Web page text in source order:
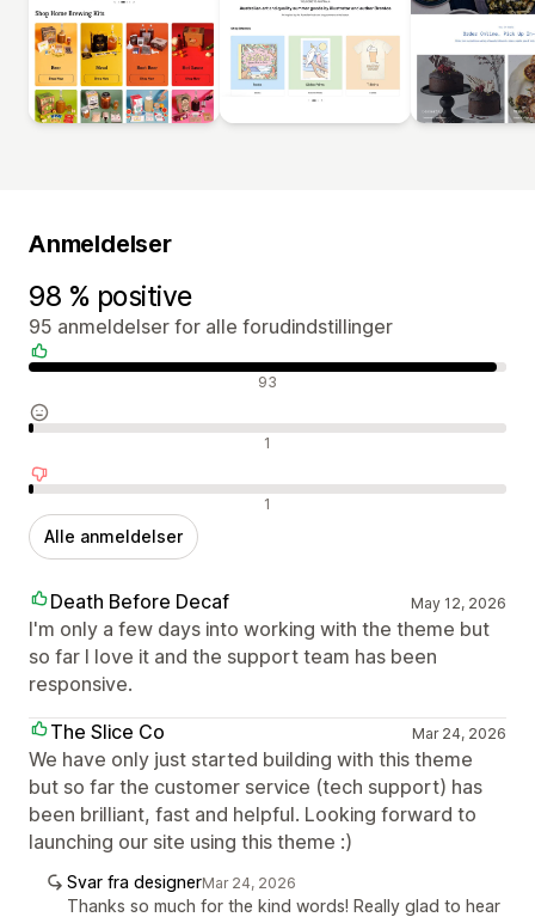
Anmeldelser
98 % positive
95 anmeldelser for alle forudindstillinger
Positive anmeldelser 93
Neutrale anmeldelser 1
Negative anmeldelser 1
Alle anmeldelser
Death Before Decaf May 12, 2026
I'm only a few days into working with the theme but
so far I love it and the support team has been
responsive.
The Slice Co
Mar 24, 2026
We have only just started building with this theme
but so far the customer service (tech support) has
been brilliant, fast and helpful. Looking forward to
launching our site using this theme :)
Svar fra designerMar 24, 2026
Thanks so much for the kind words! Really glad to hear